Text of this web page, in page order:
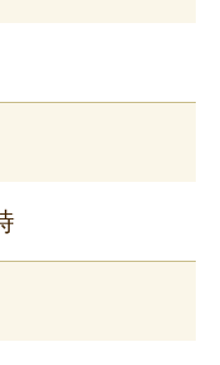
にはご利用いただけま